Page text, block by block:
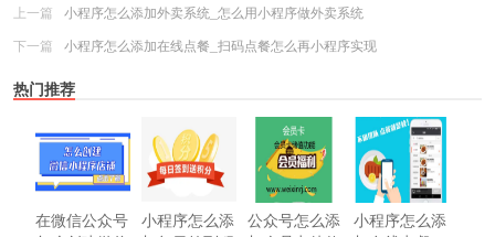
上一篇
小程序怎么添加外卖系统_怎么用小程序做外卖系统
下一篇
小程序怎么添加在线点餐_扫码点餐怎么再小程序实现
热门推荐
在微信公众号 小程序怎么添
公众号怎么添
小程序怎么添